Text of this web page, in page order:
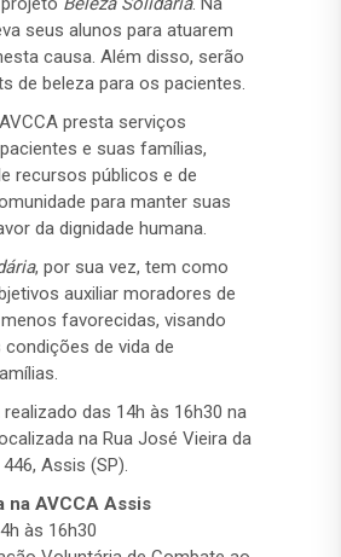
seus alunos para atuarem
causa. Além disso, serão
de beleza para os pacientes.
presta serviços
e suas famílias,
recursos públicos e de
para manter suas
da dignidade humana.
, por sua vez, tem como
auxiliar moradores de
favorecidas, visando
de vida de
das 14h às 16h30 na
na Rua José Vieira da
Assis (SP).
na AVCCA Assis
às 16h30